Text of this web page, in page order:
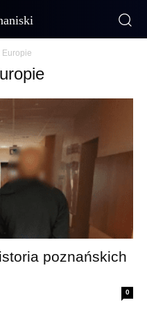
Europie
poznańskich
0